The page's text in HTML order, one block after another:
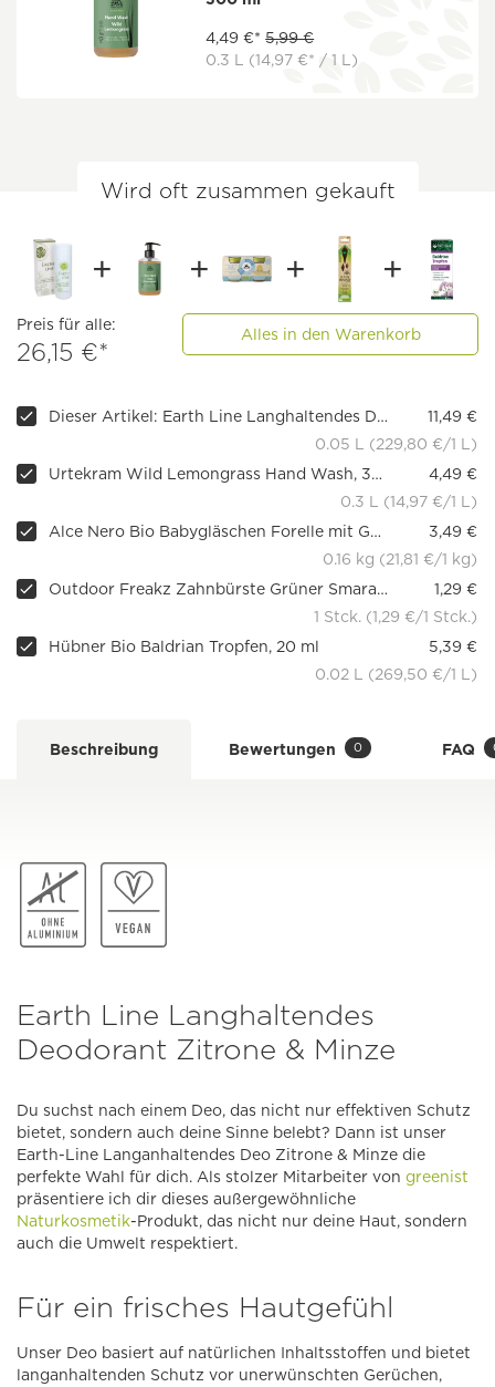
4,49 €* 5,99 €
0.3 L (14,97 €* / 1 L)
Wird oft zusammen gekauft
Preis für alle:
26,15 €*
Alles in den Warenkorb
Dieser Artikel: Earth Line Langhaltendes Deodorant Zitrone & Minze
11,49 €
0.05 L (229,80 €/1 L)
Urtekram Wild Lemongrass Hand Wash, 300 ml
4,49 €
0.3 L (14,97 €/1 L)
Alce Nero Bio Babygläschen Forelle mit Gemüse, 160g
3,49 €
0.16 kg (21,81 €/1 kg)
Outdoor Freakz Zahnbürste Grüner Smaragd
1,29 €
1 Stck. (1,29 €/1 Stck.)
Hübner Bio Baldrian Tropfen, 20 ml
5,39 €
0.02 L (269,50 €/1 L)
Beschreibung Bewertungen 0 FAQ
Earth Line Langhaltendes
Deodorant Zitrone & Minze
Du suchst nach einem Deo, das nicht nur effektiven Schutz
bietet, sondern auch deine Sinne belebt? Dann ist unser
Earth-Line Langanhaltendes Deo Zitrone & Minze die
perfekte Wahl für dich. Als stolzer Mitarbeiter von greenist
präsentiere ich dir dieses außergewöhnliche
Naturkosmetik-Produkt, das nicht nur deine Haut, sondern
auch die Umwelt respektiert.
Für ein frisches Hautgefühl
Unser Deo basiert auf natürlichen Inhaltsstoffen und bietet
langanhaltenden Schutz vor unerwünschten Gerüchen,